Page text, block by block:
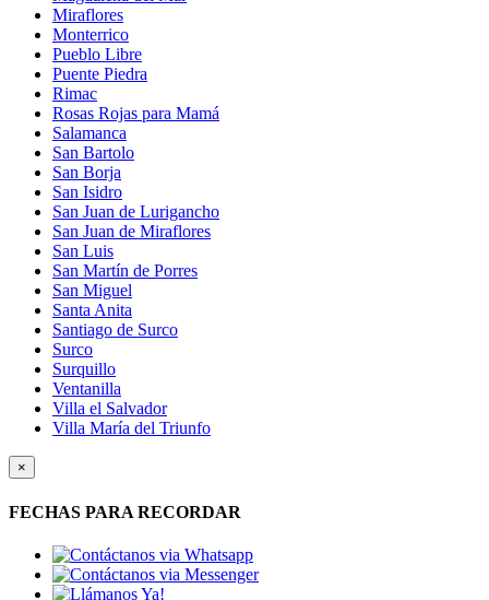
Miraflores
Monterrico
Pueblo Libre
Puente Piedra
Rimac
Rosas Rojas para Mamá
Salamanca
San Bartolo
San Borja
San Isidro
San Juan de Lurigancho
San Juan de Miraflores
San Luis
San Martín de Porres
San Miguel
Santa Anita
Santiago de Surco
Surco
Surquillo
Ventanilla
Villa el Salvador
Villa María del Triunfo
×
FECHAS PARA RECORDAR